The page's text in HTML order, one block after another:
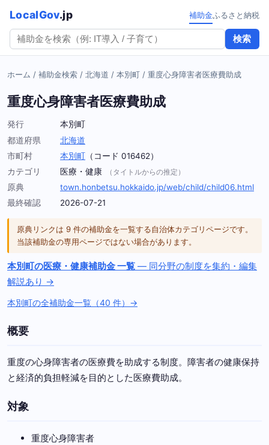
LocalGov.jp
検索
補助金ふるさと納税
ホーム / 補助金検索 / 北海道 / 本別町 / 重度心身障害者医療費助成
重度心身障害者医療費助成
発行
本別町
都道府県
北海道
市町村
本別町 （コード 016462）
カテゴリ
医療・健康 （タイトルからの推定）
原典
town.honbetsu.hokkaido.jp/web/child/child06.html
最終確認
2026-07-21
原典リンクは 9 件の補助金を一覧する自治体カテゴリページです。
当該補助金の専用ページではない場合があります。
本別町の医療・健康補助金 一覧 — 同分野の制度を集約・編集
解説あり →
本別町の全補助金一覧（40 件）→
概要
重度の心身障害者の医療費を助成する制度。障害者の健康保持
と経済的負担軽減を目的とした医療費助成。
対象
重度心身障害者